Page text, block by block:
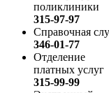
поликлиники
315-97-97
Справочная
346-01-77
Отделение
платных услуг
315-99-99